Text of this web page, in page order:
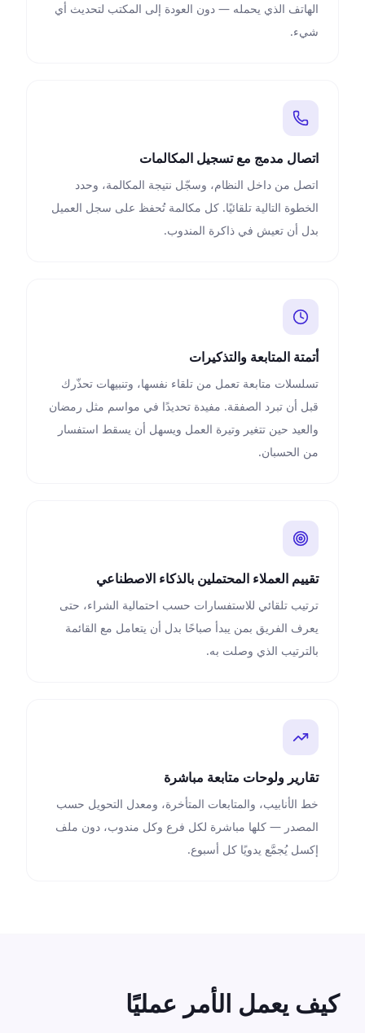
الهاتف الذي يحمله — دون العودة إلى المكتب لتحديث أي
شيء.
اتصال مدمج مع تسجيل المكالمات
اتصل من داخل النظام، وسجّل نتيجة المكالمة، وحدد
الخطوة التالية تلقائيًا. كل مكالمة تُحفظ على سجل العميل
بدل أن تعيش في ذاكرة المندوب.
أتمتة المتابعة والتذكيرات
تسلسلات متابعة تعمل من تلقاء نفسها، وتنبيهات تحذّرك
قبل أن تبرد الصفقة. مفيدة تحديدًا في مواسم مثل رمضان
والعيد حين تتغير وتيرة العمل ويسهل أن يسقط استفسار
من الحسبان.
تقييم العملاء المحتملين بالذكاء الاصطناعي
ترتيب تلقائي للاستفسارات حسب احتمالية الشراء، حتى
يعرف الفريق بمن يبدأ صباحًا بدل أن يتعامل مع القائمة
بالترتيب الذي وصلت به.
تقارير ولوحات متابعة مباشرة
خط الأنابيب، والمتابعات المتأخرة، ومعدل التحويل حسب
المصدر — كلها مباشرة لكل فرع وكل مندوب، دون ملف
إكسل يُجمَّع يدويًا كل أسبوع.
كيف يعمل الأمر عمليًا